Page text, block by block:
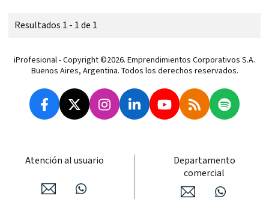
Resultados 1 - 1 de 1
iProfesional - Copyright ©2026. Emprendimientos Corporativos S.A.
Buenos Aires, Argentina. Todos los derechos reservados.
Atención al usuario
Departamento
comercial